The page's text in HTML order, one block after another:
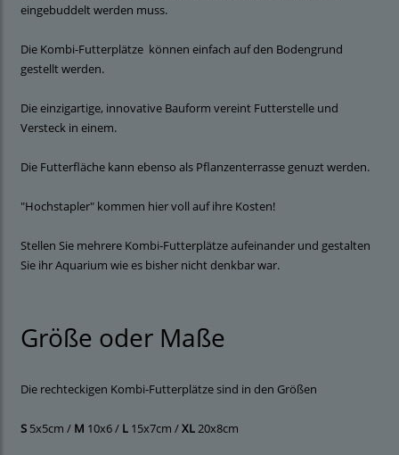
eingebuddelt werden muss.
Die Kombi-Futterplätze können einfach auf den Bodengrund
gestellt werden.
Die einzigartige, innovative Bauform vereint Futterstelle und
Versteck in einem.
Die Futterfläche kann ebenso als Pflanzenterrasse genuzt werden.
"Hochstapler" kommen hier voll auf ihre Kosten!
Stellen Sie mehrere Kombi-Futterplätze aufeinander und gestalten
Sie ihr Aquarium wie es bisher nicht denkbar war.
Größe oder Maße
Die rechteckigen Kombi-Futterplätze sind in den Größen
S 5x5cm / M 10x6 / L 15x7cm /XL20x8cm